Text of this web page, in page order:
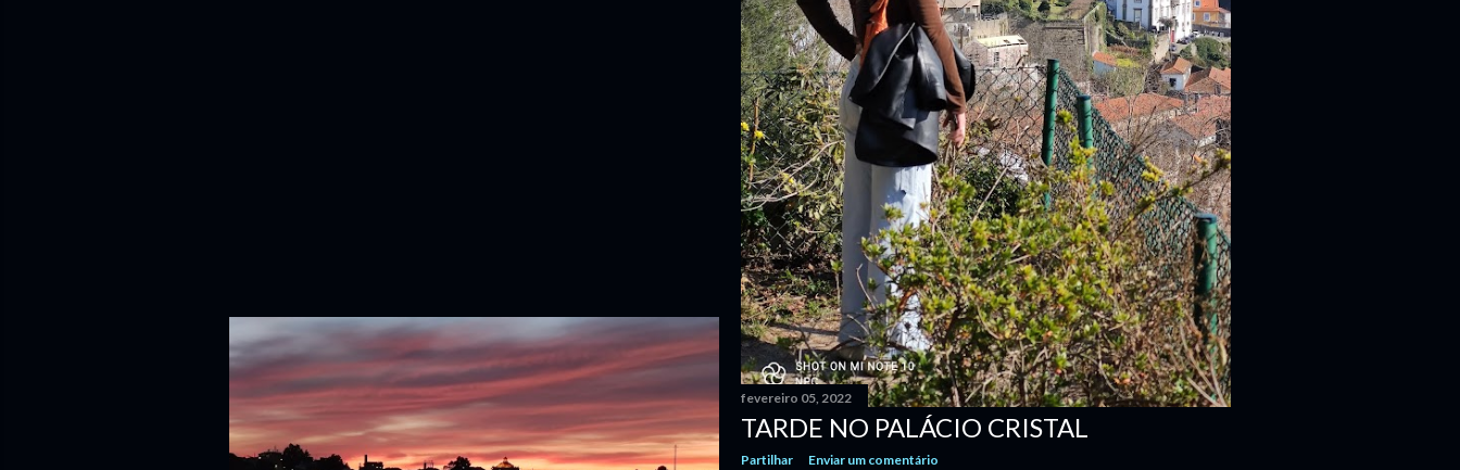
fevereiro 05, 2022
TARDE NO PALÁCIO CRISTAL
Partilhar Enviar um comentário